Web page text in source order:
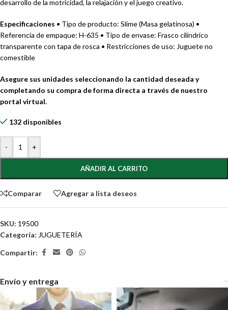
desarrollo de la motricidad, la relajación y el juego creativo.
Especificaciones • Tipo de producto: Slime (Masa gelatinosa) •
Referencia de empaque: H-635 • Tipo de envase: Frasco cilíndrico
transparente con tapa de rosca • Restricciones de uso: Juguete no
comestible
Asegure sus unidades seleccionando la cantidad deseada y
completando su compra de forma directa a través de nuestro
portal virtual.
132 disponibles
- +
AÑADIR AL CARRITO
Comparar Agregar a lista deseos
SKU: 19500
Categoría: JUGUETERÍA
Compartir:
Envío y entrega